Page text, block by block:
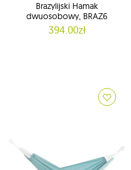
Brazylijski Hamak
dwuosobowy, BRAZ6
394.00zł